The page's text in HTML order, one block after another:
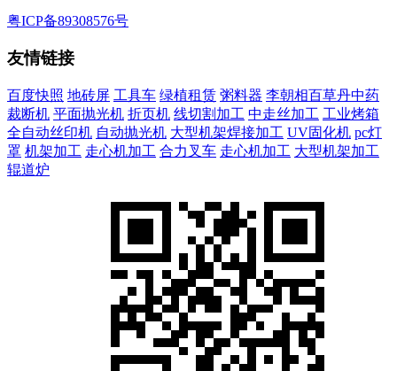
粤ICP备89308576号
友情链接
百度快照 地砖屏 工具车 绿植租赁 粥料器 李朝相百草丹中药
裁断机 平面抛光机 折页机 线切割加工 中走丝加工 工业烤箱
全自动丝印机 自动抛光机 大型机架焊接加工 UV固化机 pc灯
罩 机架加工 走心机加工 合力叉车 走心机加工 大型机架加工
辊道炉